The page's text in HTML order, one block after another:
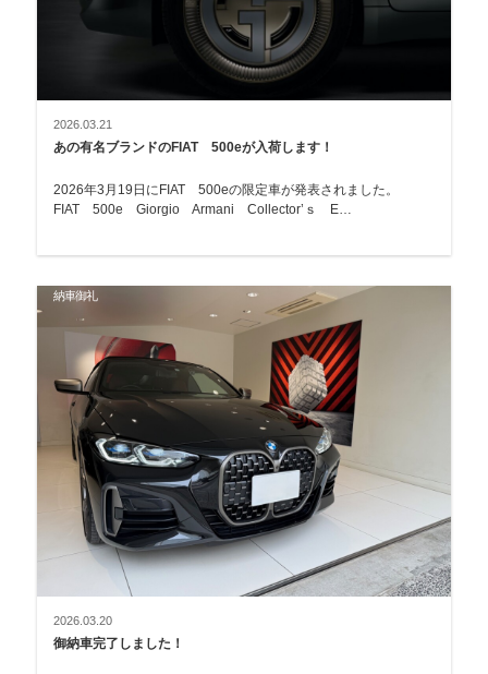
2026.03.21
あの有名ブランドのFIAT 500eが入荷します！
2026年3月19日にFIAT 500eの限定車が発表されました。
FIAT 500e Giorgio Armani Collector’ｓ E…
納車御礼
2026.03.20
御納車完了しました！